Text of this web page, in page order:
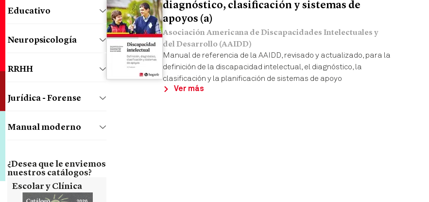
Educativo
Neuropsicología
RRHH
Jurídica - Forense
Manual moderno
¿Desea que le enviemos
nuestros catálogos?
Escolar y Clínica
diagnóstico, clasificación y sistemas de
apoyos (a)
Asociación Americana de Discapacidades Intelectuales y
del Desarrollo (AAIDD)
Manual de referencia de la AAIDD, revisado y actualizado, para la
definición de la discapacidad intelectual, el diagnóstico, la
clasificación y la planificación de sistemas de apoyo
Ver más